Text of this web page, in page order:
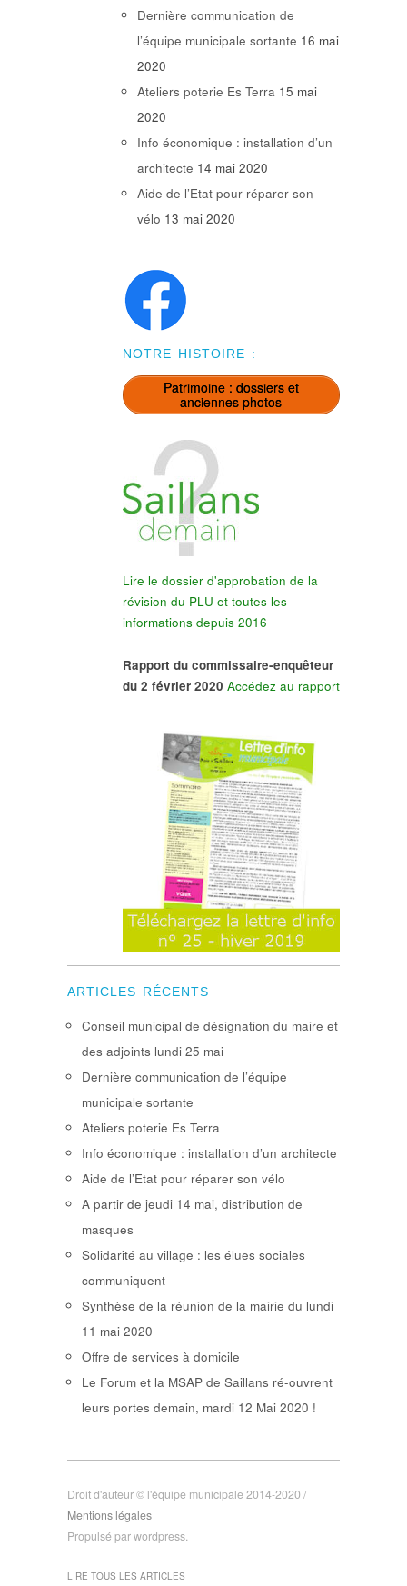
Dernière communication de
l’équipe municipale sortante 16 mai
2020
Ateliers poterie Es Terra 15 mai
2020
Info économique : installation d’un
architecte 14 mai 2020
Aide de l’Etat pour réparer son
vélo 13 mai 2020
NOTRE HISTOIRE :
Patrimoine : dossiers et
anciennes photos
Lire le dossier d'approbation de la
révision du PLU et toutes les
informations depuis 2016
Rapport du commissaire-enquêteur
du 2 février 2020 Accédez au rapport
ARTICLES RÉCENTS
Conseil municipal de désignation du maire et
des adjoints lundi 25 mai
Dernière communication de l’équipe
municipale sortante
Ateliers poterie Es Terra
Info économique : installation d’un architecte
Aide de l’Etat pour réparer son vélo
A partir de jeudi 14 mai, distribution de
masques
Solidarité au village : les élues sociales
communiquent
Synthèse de la réunion de la mairie du lundi
11 mai 2020
Offre de services à domicile
Le Forum et la MSAP de Saillans ré-ouvrent
leurs portes demain, mardi 12 Mai 2020 !
Droit d'auteur © l'équipe municipale 2014-2020 /
Mentions légales
Propulsé par wordpress.
LIRE TOUS LES ARTICLES